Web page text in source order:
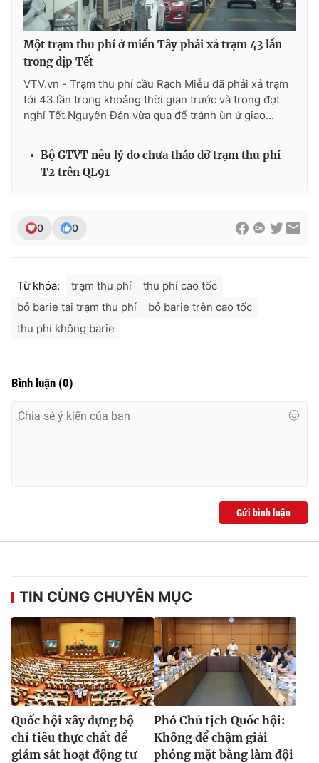
Một trạm thu phí ở miền Tây phải xả trạm 43 lần
trong dịp Tết
VTV.vn - Trạm thu phí cầu Rạch Miễu đã phải xả trạm
tới 43 lần trong khoảng thời gian trước và trong đợt
nghỉ Tết Nguyên Đán vừa qua để tránh ùn ứ giao...
Bộ GTVT nêu lý do chưa tháo dỡ trạm thu phí
T2 trên QL91
0 0
Từ khóa: trạm thu phí
thu phí cao tốc
bỏ barie tại trạm thu phí
bỏ barie trên cao tốc
thu phí không barie
Bình luận (0)
Gửi bình luận
TIN CÙNG CHUYÊN MỤC
Quốc hội xây dựng bộ
chỉ tiêu thực chất để
giám sát hoạt động tư
Phó Chủ tịch Quốc hội:
Không để chậm giải
phóng mặt bằng làm đội